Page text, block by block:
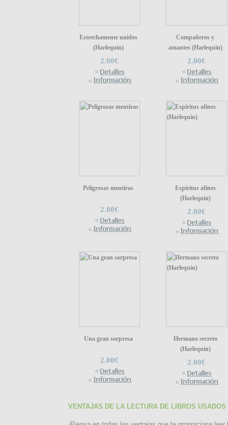
Estrechamente unidos
(Harlequin)
2.00€
Compañeros y
amantes (Harlequin)
2.00€
Peligrosas mentiras
2.00€
Espíritus afines
(Harlequin)
2.00€
Una gran sorpresa
2.00€
Hermano secreto
(Harlequin)
2.00€
VENTAJAS DE LA LECTURA DE LIBROS USADOS